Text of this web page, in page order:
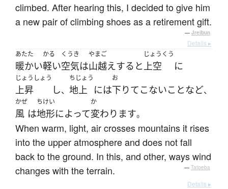
climbed. After hearing this, I decided to give him
a new pair of climbing shoes as a retirement gift.
— Jreibun
Details ▸
あたた
暖かい
かる
軽い
くうき
空気は
やまご
山越えする と
じょうくう
上空 に
じょうしょう
上昇 し、
ちじょう
地上 には
お
下りて こないことなど、
かぜ
風 は
ちけい
地形によって
か
変わります。
When warm, light, air crosses mountains it rises
into the upper atmosphere and does not fall
back to the ground. In this, and other, ways wind
changes with the terrain.
— Tatoeba
Details ▸